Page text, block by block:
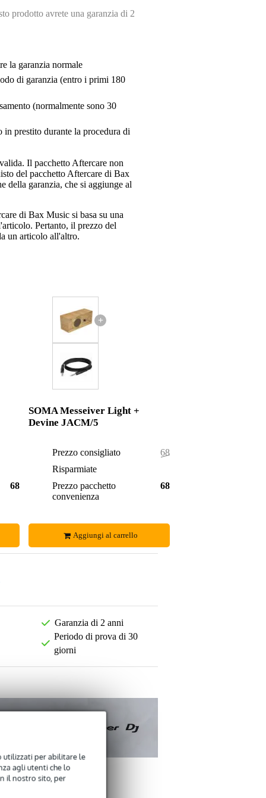
utilizzati per abilitare le
agli utenti che lo
il nostro sito, per
prodotto avrete una garanzia di 2
la garanzia normale
di garanzia (entro i primi 180
(normalmente sono 30
prestito durante la procedura di
Il pacchetto Aftercare non
del pacchetto Aftercare di Bax
della garanzia, che si aggiunge al
di Bax Music si basa su una
Pertanto, il prezzo del
un articolo all'altro.
681,95 €
+
SOMA Messeiver Light +
Devine JACM/5
Prezzo consigliato
685,95 €
Risparmiate
Prezzo pacchetto
convenienza
685,00 €
Aggiungi al carrello
Garanzia di 2 anni
Periodo di prova di 30
giorni